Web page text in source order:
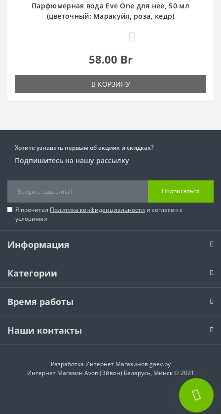
Парфюмерная вода Eve One для нее, 50 мл
(цветочный: Маракуйя, роза, кедр)
58.00 Br
В КОРЗИНУ
Хотите узнавать первым об акциях и скидках?
Подпишитесь на нашу рассылку
Подписаться
Я прочитал Политика конфиденциальности и согласен с
условиями
Информация
Категории
Время работы
Наши контакты
Разработка Интернет Магазиновgaev.by
Интернет Магазин Avon (Эйвон) Беларусь, Минск © 2021